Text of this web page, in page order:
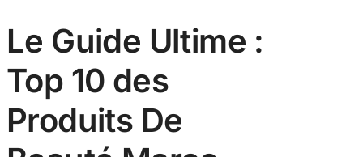
Le Guide Ultime :
Top 10 des
Produits De